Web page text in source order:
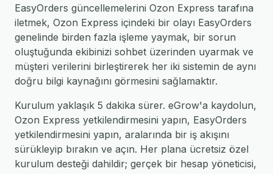
EasyOrders güncellemelerini Ozon Express tarafına
iletmek, Ozon Express içindeki bir olayı EasyOrders
genelinde birden fazla işleme yaymak, bir sorun
oluştuğunda ekibinizi sohbet üzerinden uyarmak ve
müşteri verilerini birleştirerek her iki sistemin de aynı
doğru bilgi kaynağını görmesini sağlamaktır.
Kurulum yaklaşık 5 dakika sürer. eGrow'a kaydolun,
Ozon Express yetkilendirmesini yapın, EasyOrders
yetkilendirmesini yapın, aralarında bir iş akışını
sürükleyip bırakın ve açın. Her plana ücretsiz özel
kurulum desteği dahildir; gerçek bir hesap yöneticisi,